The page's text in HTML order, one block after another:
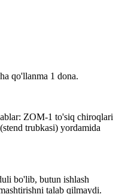
qo'llanma 1 dona.
ZOM-1 to'siq chiroqlari
trubkasi) yordamida
bo'lib, butun ishlash
talab qilmaydi.